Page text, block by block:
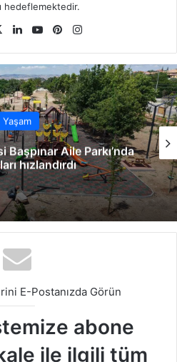
hedeflemektedir.
X
Lin
dIn
Yo
ub
e
Pin
est ra
m
Yaşam
Başpınar Aile Parkı’nda
hızlandırdı
E-Postanızda Görün
abone
ile ilgili tüm